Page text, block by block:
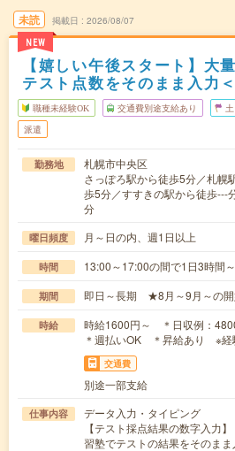
未読
NEW
掲載日 2026/08/07
【嬉しい午後スタート】大
テスト点数をそのまま入力
職種未経験OK 交通費別途支給あり
派遣
勤務地
札幌市中央区
さっぽろ駅から徒歩5分／札幌
歩5分／すすきの駅から徒歩---
分
曜日頻度 月～日の内、週1日以上
時間 13:00～17:00の間で1日3時間
期間 即日～長期 ★8月～9月～の開
時給
時給1600円～ ＊日収例：
＊週払いOK ＊昇給あり ※経
交通費
別途一部支給
仕事内容
データ入力・タイピング
【テスト採点結果の数字入力
習塾でテストの結果をそのま